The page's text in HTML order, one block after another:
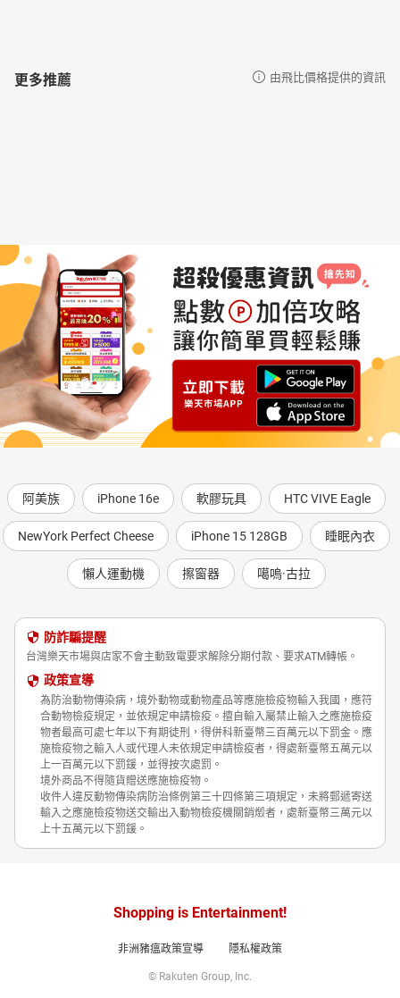
更多推薦 由飛比價格提供的資訊
阿美族 iPhone 16e 軟膠玩具 HTC VIVE Eagle
NewYork Perfect Cheese iPhone 15 128GB 睡眠內衣
懶人運動機 擦窗器 噶嗚·古拉
防詐騙提醒
台灣樂天市場與店家不會主動致電要求解除分期付款、要求ATM轉帳。
政策宣導
為防治動物傳染病，境外動物或動物產品等應施檢疫物輸入我國，應符
合動物檢疫規定，並依規定申請檢疫。擅自輸入屬禁止輸入之應施檢疫
物者最高可處七年以下有期徒刑，得併科新臺幣三百萬元以下罰金。應
施檢疫物之輸入人或代理人未依規定申請檢疫者，得處新臺幣五萬元以
上一百萬元以下罰鍰，並得按次處罰。
境外商品不得隨貨贈送應施檢疫物。
收件人違反動物傳染病防治條例第三十四條第三項規定，未將郵遞寄送
輸入之應施檢疫物送交輸出入動物檢疫機關銷燬者，處新臺幣三萬元以
上十五萬元以下罰鍰。
Shopping is Entertainment!
非洲豬瘟政策宣導 隱私權政策
© Rakuten Group, Inc.